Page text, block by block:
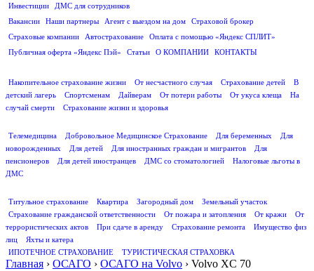
Инвестиции
ДМС для сотрудников
Вакансии
Наши партнеры Агент с выездом на дом
Страховой брокер
Страховые компании
Автострахование
Оплата с помощью «Яндекс СПЛИТ»
Публичная оферта «Яндекс Пэй»
Статьи О КОМПАНИИ
КОНТАКТЫ
Накопительное страхование жизни
От несчастного случая Страхование детей
В
детский лагерь
Спортсменам Дайверам От потери работы От укуса клеща
На
случай смерти
Страхование жизни и здоровья
Телемедицина
Добровольное Медицинское Страхование Для беременных
Для
новорожденных
Для детей Для иностранных граждан и мигрантов
Для
пенсионеров
Для детей иностранцев ДМС со стоматологией
Налоговые льготы в
ДМС
Титульное страхование
Квартира Загородный дом
Земельный участок
Страхование гражданской ответственности
От пожара и затопления От кражи
От
террористических актов
При сдаче в аренду Страхование ремонта
Имущество физ
лиц
Яхты и катера
ИПОТЕЧНОЕ СТРАХОВАНИЕ
ТУРИСТИЧЕСКАЯ СТРАХОВКА
Главная › ОСАГО › ОСАГО на Volvo › Volvo XC 70